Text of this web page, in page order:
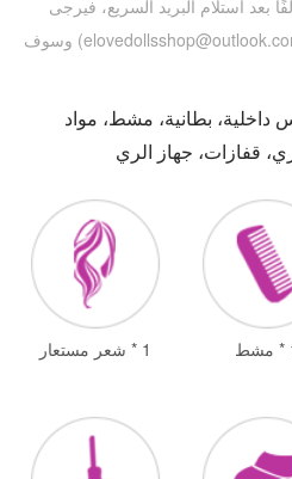
بعد استلام البريد السريع، فيرجى
) وسوف
داخلية، بطانية، مشط، مواد
قفازات، جهاز الري
1 * شعر مستعار